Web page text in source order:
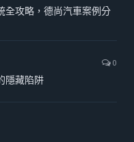
全攻略，德尚汽車案例分
0
隱藏陷阱